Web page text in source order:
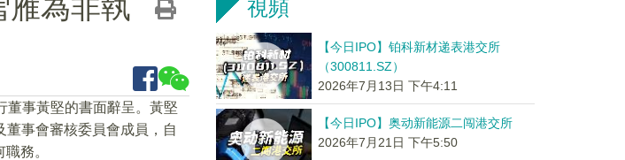
雁為非執
董事黃堅的書面辭呈。黃堅
事會審核委員會成員，自
務。
視頻
【今日IPO】铂科新材递表港交所
（300811.SZ）
2026年7月13日 下午4:11
【今日IPO】奥动新能源二闯港交所
2026年7月21日 下午5:50